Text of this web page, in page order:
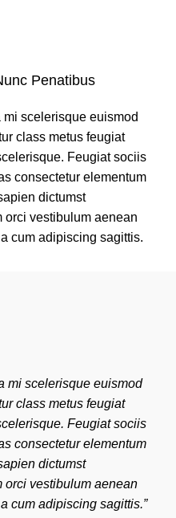
Penatibus
scelerisque euismod
class metus feugiat
Feugiat sociis
consectetur elementum
dictumst
orci vestibulum aenean
cum adipiscing sagittis.
mi scelerisque euismod
class metus feugiat
Feugiat sociis
consectetur elementum
dictumst
orci vestibulum aenean
cum adipiscing sagittis.”